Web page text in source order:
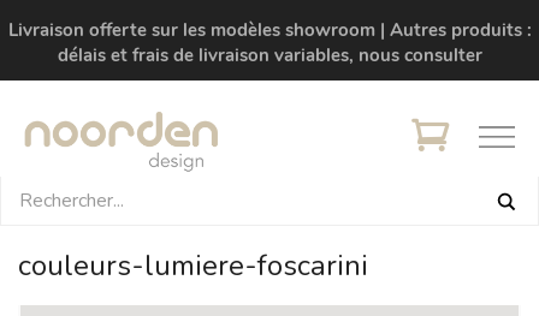
Livraison offerte sur les modèles showroom | Autres produits :
délais et frais de livraison variables, nous consulter
couleurs-lumiere-foscarini